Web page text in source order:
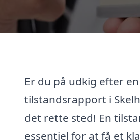
Er du på udkig efter
tilstandsrapport i
det rette sted! En
essentiel for at få et